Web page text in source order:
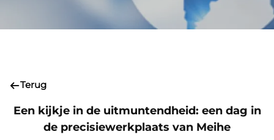
Terug
Een kijkje in de uitmuntendheid: een dag in
de precisiewerkplaats van Meihe